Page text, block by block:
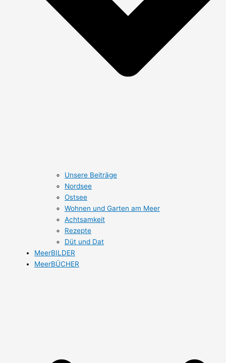
Unsere Beiträge
Nordsee
Ostsee
Wohnen und Garten am Meer
Achtsamkeit
Rezepte
Düt und Dat
MeerBILDER
MeerBÜCHER